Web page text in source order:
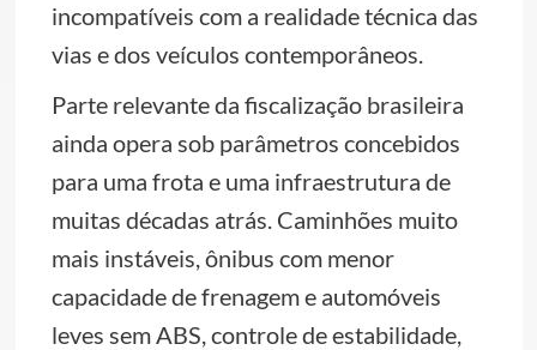
incompatíveis com a realidade técnica das
vias e dos veículos contemporâneos.
Parte relevante da fiscalização brasileira
ainda opera sob parâmetros concebidos
para uma frota e uma infraestrutura de
muitas décadas atrás. Caminhões muito
mais instáveis, ônibus com menor
capacidade de frenagem e automóveis
leves sem ABS, controle de estabilidade,